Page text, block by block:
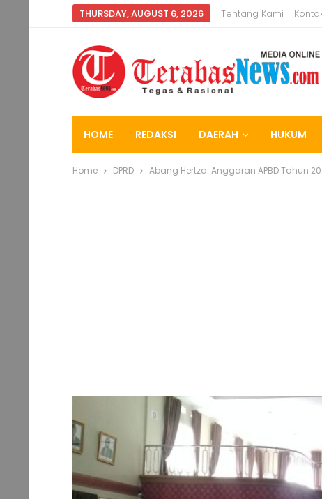
THURSDAY, AUGUST 6, 2026 Tentang Kami
HOME REDAKSI DAERAH HUKUM
Home DPRD Abang Hertza: Anggaran APBD Tahun